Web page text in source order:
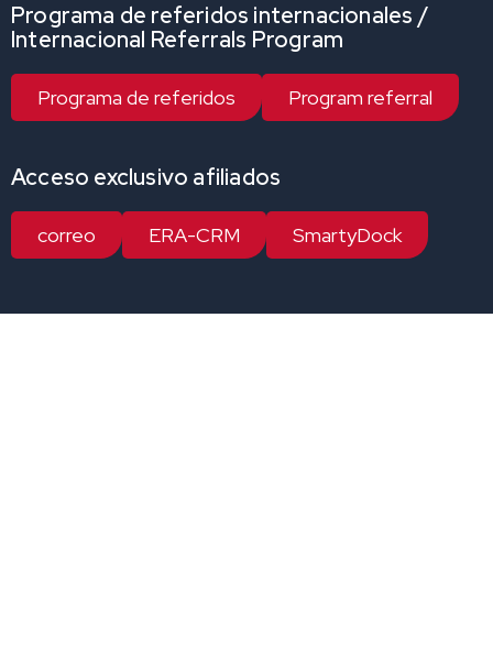
Programa de referidos internacionales /
Internacional Referrals Program
Programa de referidos Program referral
Acceso exclusivo afiliados
correo ERA-CRM SmartyDock